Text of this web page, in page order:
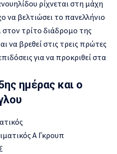
ρίχνεται στη μάχη
να βελτιώσει το πανελλήνιο
στον τρίτο διάδρομο της
να βρεθεί στις τρεις πρώτες
για να προκριθεί στα
ημέρας και ο
Α Γκρουπ